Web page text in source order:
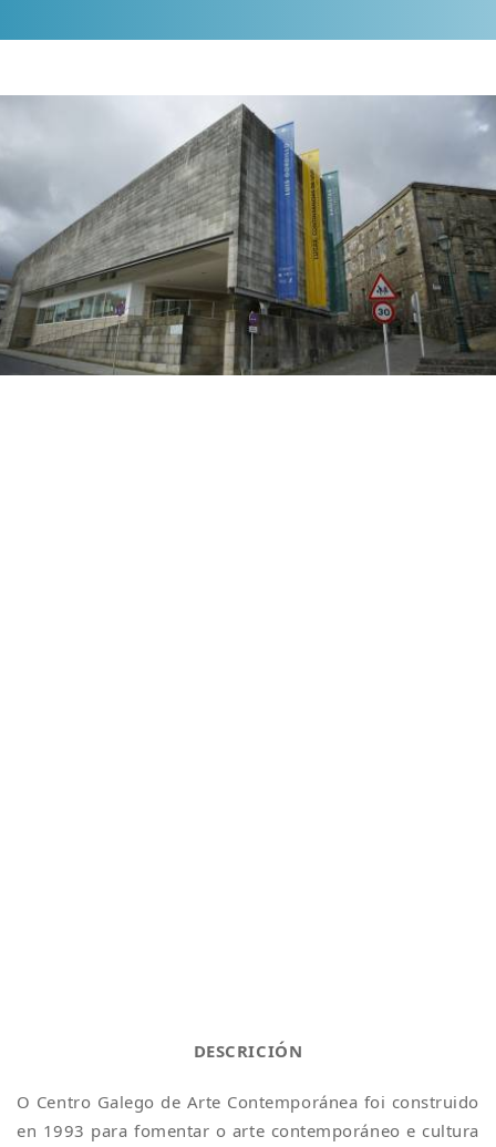
DESCRICIÓN
O Centro Galego de Arte Contemporánea foi construido
en 1993 para fomentar o arte contemporáneo e cultura